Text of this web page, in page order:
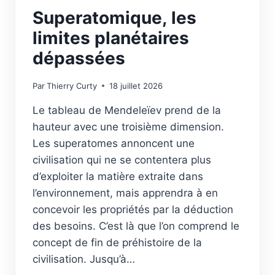
Superatomique, les
limites planétaires
dépassées
ParThierry Curty 18 juillet 2026
Le tableau de Mendeleïev prend de la
hauteur avec une troisième dimension.
Les superatomes annoncent une
civilisation qui ne se contentera plus
d’exploiter la matière extraite dans
l’environnement, mais apprendra à en
concevoir les propriétés par la déduction
des besoins. C’est là que l’on comprend le
concept de fin de préhistoire de la
civilisation. Jusqu’à…